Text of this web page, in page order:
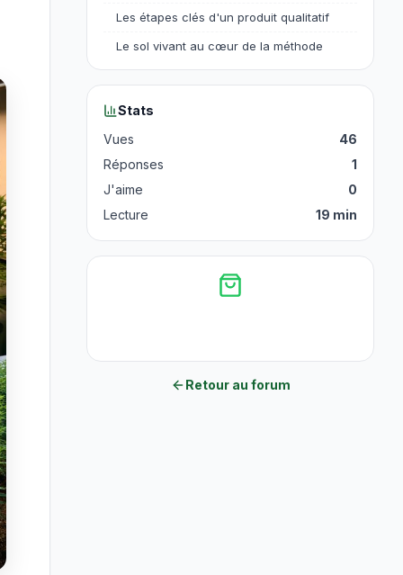
Les étapes clés d'un produit qualitatif
Le sol vivant au cœur de la méthode
Le choix des génétiques
🧱 L'univers du hash et des extractions
Une méthode de travail respectueuse de
Le Bubble Hash comme extraction coup
Stats
Vues
46
Réponses
1
J'aime
0
Lecture
19 min
Retour au forum